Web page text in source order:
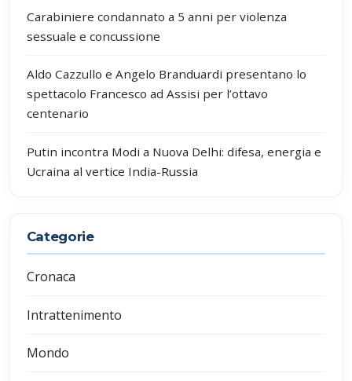
Carabiniere condannato a 5 anni per violenza
sessuale e concussione
Aldo Cazzullo e Angelo Branduardi presentano lo
spettacolo Francesco ad Assisi per l’ottavo
centenario
Putin incontra Modi a Nuova Delhi: difesa, energia e
Ucraina al vertice India-Russia
Categorie
Cronaca
Intrattenimento
Mondo